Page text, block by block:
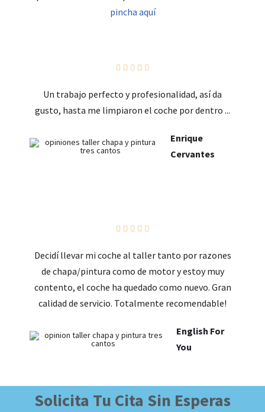
pincha aquí
    
Un trabajo perfecto y profesionalidad, así da
gusto, hasta me limpiaron el coche por dentro ...
Enrique
Cervantes
    
Decidí llevar mi coche al taller tanto por razones
de chapa/pintura como de motor y estoy muy
contento, el coche ha quedado como nuevo. Gran
calidad de servicio. Totalmente recomendable!
English For
You
Solicita Tu Cita Sin Esperas